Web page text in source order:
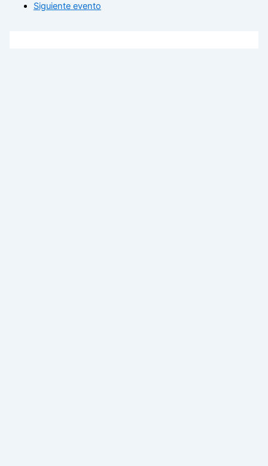
Siguiente evento